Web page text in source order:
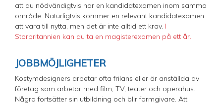
att du nödvändigtvis har en kandidatexamen inom samma
område. Naturligtvis kommer en relevant kandidatexamen
att vara till nytta, men det är inte alltid ett krav. I
Storbritannien kan du ta en magisterexamen på ett år.
JOBBMÖJLIGHETER
Kostymdesigners arbetar ofta frilans eller är anställda av
företag som arbetar med film, TV, teater och operahus.
Några fortsätter sin utbildning och blir formgivare. Att